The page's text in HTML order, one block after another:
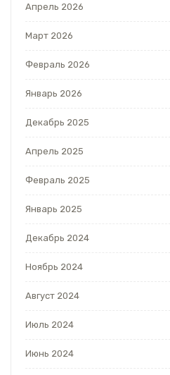
Апрель 2026
Март 2026
Февраль 2026
Январь 2026
Декабрь 2025
Апрель 2025
Февраль 2025
Январь 2025
Декабрь 2024
Ноябрь 2024
Август 2024
Июль 2024
Июнь 2024